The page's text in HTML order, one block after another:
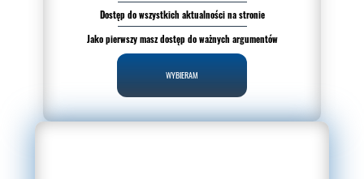
Dostęp do wszystkich aktualności na stronie
Jako pierwszy masz dostęp do ważnych argumentów
WYBIERAM